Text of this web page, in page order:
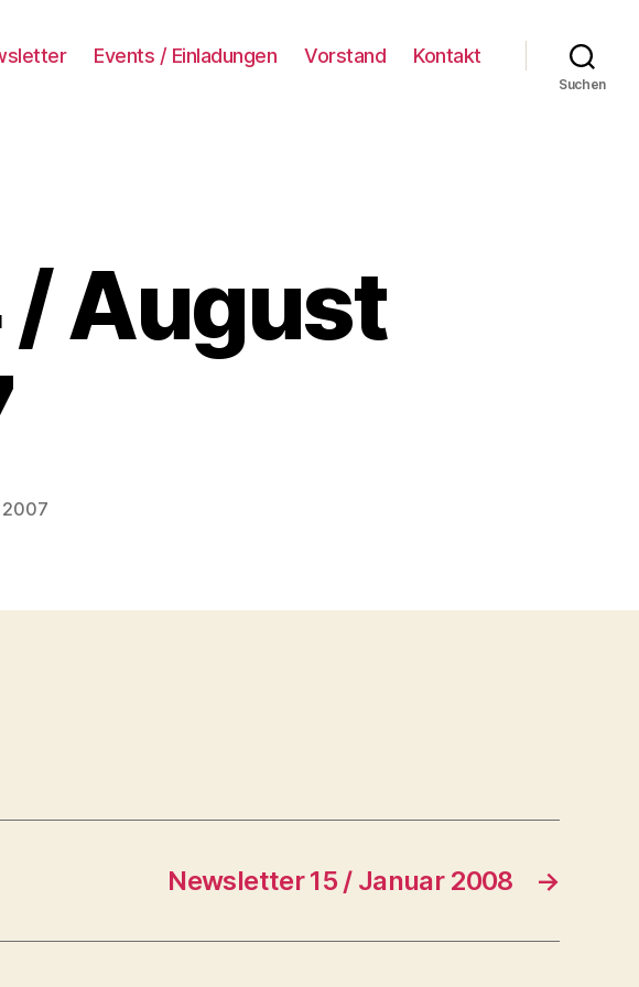
Events / Einladungen Vorstand Kontakt
Suchen
/ August
2007
→
Newsletter 15 / Januar 2008